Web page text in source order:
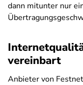
dann mitunter nur
vereinbart
Anbieter von